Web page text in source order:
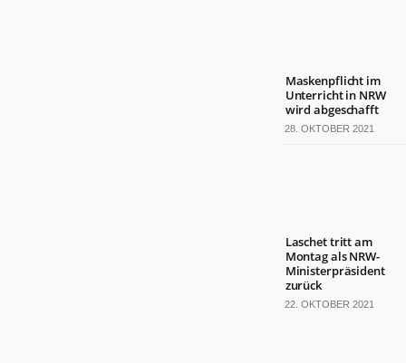
Maskenpflicht im
Unterricht in NRW
wird abgeschafft
28. OKTOBER 2021
Laschet tritt am
Montag als NRW-
Ministerpräsident
zurück
22. OKTOBER 2021